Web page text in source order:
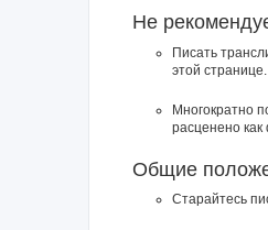
Не
Писать
этой
Многократно
расценено как
Общие
Старайтесь